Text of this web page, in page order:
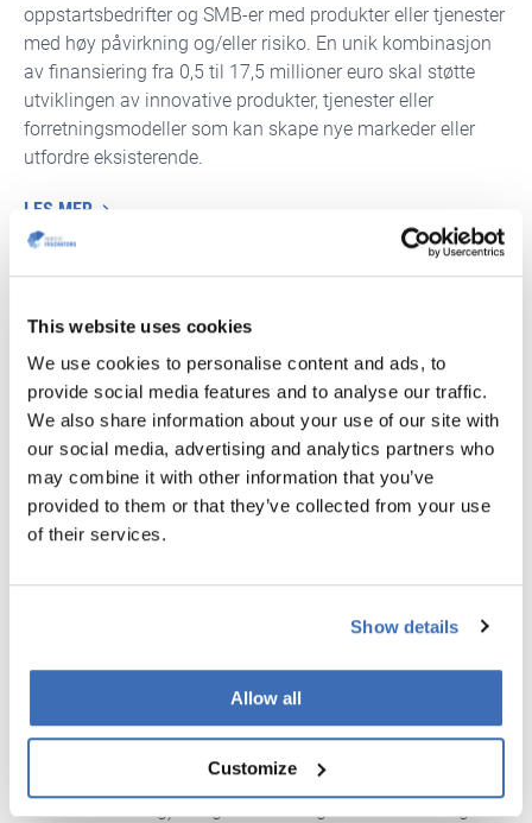
This website uses cookies
We use cookies to personalise content and ads, to
provide social media features and to analyse our traffic.
We also share information about your use of our site with
our social media, advertising and analytics partners who
may combine it with other information that you’ve
provided to them or that they’ve collected from your use
of their services.
Show details
Allow all
Customize
oppstartsbedrifter og SMB-er med produkter eller tjenester
med høy påvirkning og/eller risiko. En unik kombinasjon
av finansiering fra 0,5 til 17,5 millioner euro skal støtte
utviklingen av innovative produkter, tjenester eller
forretningsmodeller som kan skape nye markeder eller
utfordre eksisterende.
LES MER
EIC Pre-Acceleratorhar som mål å styrke økosystemer for
regioner hvor støtten til høyteknologiske startups fortsatt